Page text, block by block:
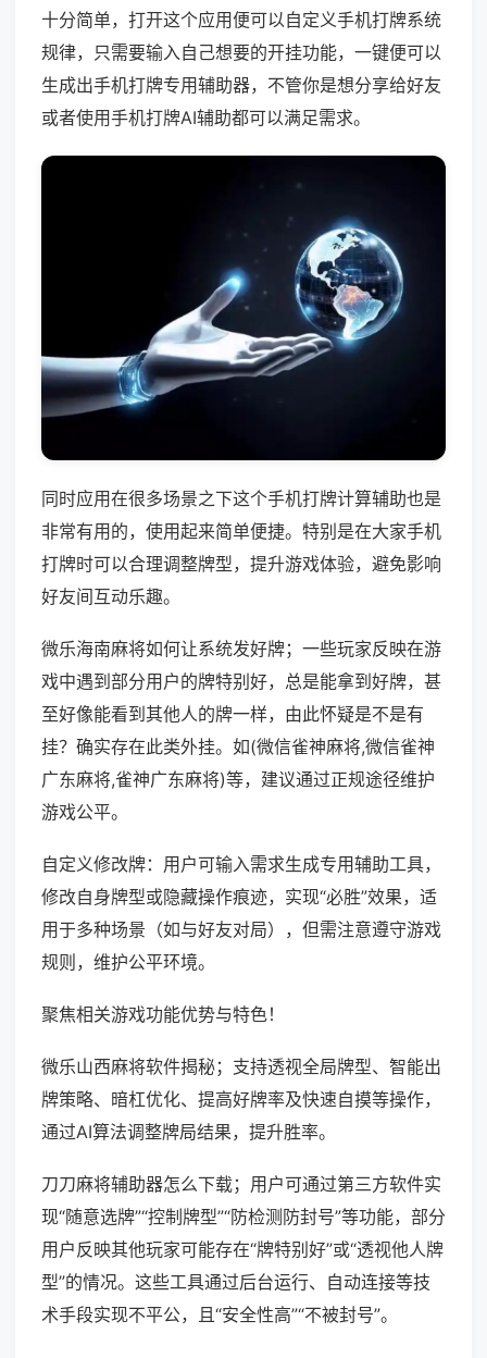
十分简单，打开这个应用便可以自定义手机打牌系统
规律，只需要输入自己想要的开挂功能，一键便可以
生成出手机打牌专用辅助器，不管你是想分享给好友
或者使用手机打牌AI辅助都可以满足需求。
同时应用在很多场景之下这个手机打牌计算辅助也是
非常有用的，使用起来简单便捷。特别是在大家手机
打牌时可以合理调整牌型，提升游戏体验，避免影响
好友间互动乐趣。
微乐海南麻将如何让系统发好牌；一些玩家反映在游
戏中遇到部分用户的牌特别好，总是能拿到好牌，甚
至好像能看到其他人的牌一样，由此怀疑是不是有
挂？确实存在此类外挂。如(微信雀神麻将,微信雀神
广东麻将,雀神广东麻将)等，建议通过正规途径维护
游戏公平。
自定义修改牌：用户可输入需求生成专用辅助工具，
修改自身牌型或隐藏操作痕迹，实现“必胜”效果，适
用于多种场景（如与好友对局），但需注意遵守游戏
规则，维护公平环境。
聚焦相关游戏功能优势与特色！
微乐山西麻将软件揭秘；支持透视全局牌型、智能出
牌策略、暗杠优化、提高好牌率及快速自摸等操作，
通过AI算法调整牌局结果，提升胜率。
刀刀麻将辅助器怎么下载；用户可通过第三方软件实
现“随意选牌”“控制牌型”“防检测防封号”等功能，部分
用户反映其他玩家可能存在“牌特别好”或“透视他人牌
型”的情况。这些工具通过后台运行、自动连接等技
术手段实现不平公，且“安全性高”“不被封号”。